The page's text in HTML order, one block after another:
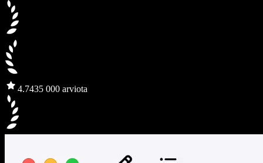
4.7435 000 arviota